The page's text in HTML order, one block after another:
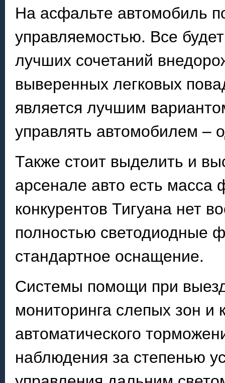
На асфальте автомобиль
управляемостью. Все
лучших сочетаний
выверенных легковых
является лучшим
управлять автомобилем –
Также стоит выделить и
арсенале авто есть масса
конкурентов Тигуана нет
полностью светодиодные
стандартное оснащение.
Системы помощи при
мониторинга слепых зон и
автоматического
наблюдения за степенью